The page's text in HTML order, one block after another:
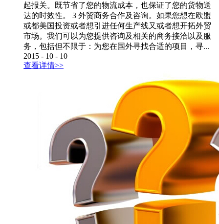
起报关。既节省了您的物流成本，也保证了您的货物送
达的时效性。 3 外贸商务合作及咨询。如果您想在欧盟
或都美国投资或者想引进任何生产线又或者想开拓外贸
市场。我们可以为您提供咨询及相关的商务接洽以及服
务，包括但不限于：为您在国外寻找合适的项目，寻...
2015 - 10 - 10
查看详情>>